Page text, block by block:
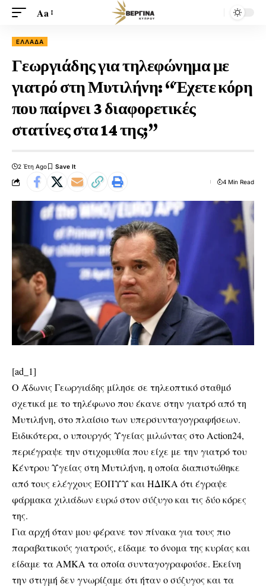
Aa
ΕΛΛΆΔΑ
Γεωργιάδης για τηλεφώνημα με
γιατρό στη Μυτιλήνη: “Έχετε κόρη
που παίρνει 3 διαφορετικές
στατίνες στα 14 της;”
2 Έτη Ago
4 Min Read
[ad_1]
Ο Άδωνις Γεωργιάδης μίλησε σε τηλεοπτικό σταθμό
σχετικά με το τηλέφωνο που έκανε στην γιατρό από τη
Μυτιλήνη, στο πλαίσιο των υπερσυνταγογραφήσεων.
Ειδικότερα, ο υπουργός Υγείας μιλώντας στο Action24,
περιέγραψε την στιχομυθία που είχε με την γιατρό του
Κέντρου Υγείας στη Μυτιλήνη, η οποία διαπιστώθηκε
από τους ελέγχους ΕΟΠΥΥ και ΗΔΙΚΑ ότι έγραψε
φάρμακα χιλιάδων ευρώ στον σύζυγο και τις δύο κόρες
της.
Για αρχή όταν μου φέρανε τον πίνακα για τους πιο
παραβατικούς γιατρούς, είδαμε το όνομα της κυρίας και
είδαμε τα ΑΜΚΑ τα οποία συνταγογραφούσε. Εκείνη
την στιγμή δεν γνωρίζαμε ότι ήταν ο σύζυγος και τα